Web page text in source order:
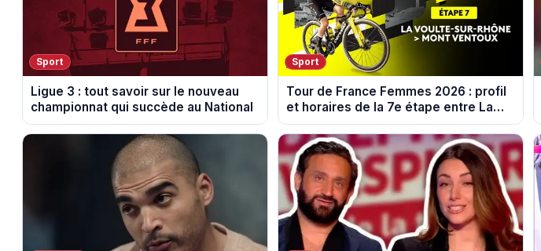
Sport
Ligue 3 : tout savoir sur le nouveau
championnat qui succède au National
Sport
Tour de France Femmes 2026 : profil
et horaires de la 7e étape entre La
Voulte-sur-Rhône et le Mont Ventoux